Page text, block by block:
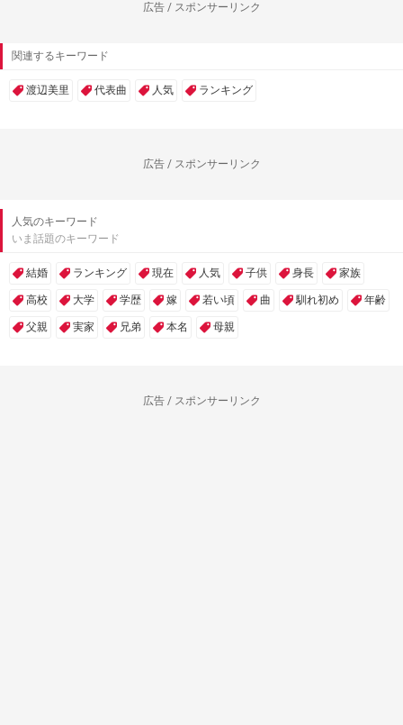
広告 / スポンサーリンク
関連するキーワード
渡辺美里 代表曲 人気 ランキング
広告 / スポンサーリンク
人気のキーワード
いま話題のキーワード
結婚 ランキング 現在 人気 子供 身長 家族
高校 大学 学歴 嫁 若い頃 曲 馴れ初め 年齢
父親 実家 兄弟 本名 母親
広告 / スポンサーリンク